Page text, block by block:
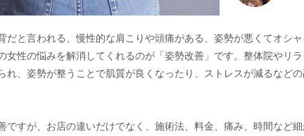
だと言われる、慢性的な肩こりや頭痛がある、姿勢が悪くてオシ
女性の悩みを解消してくれるのが「姿勢改善」です。整体院やリ
れ、姿勢が整うことで肌質が良くなったり、ストレスが減るなど
ですが、お店の違いだけでなく、施術法、料金、痛み、時間など